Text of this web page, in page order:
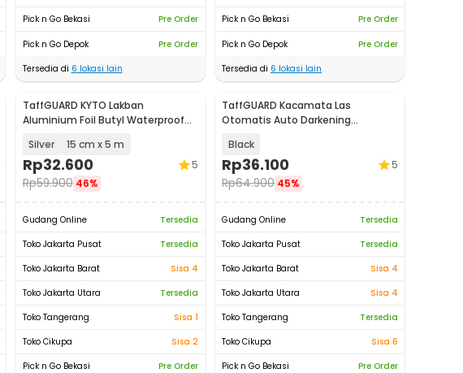
Pick n Go Bekasi
Pre Order
Pick n Go Depok
Pre Order
Tersedia di 6 lokasi lain
Pick n Go Bekasi
Pre Order
Pick n Go Depok
Pre Order
Tersedia di 6 lokasi lain
TaffGUARD KYTO Lakban
Aluminium Foil Butyl Waterproof
Silver 15 cm x 5 m
Rp32.600
Rp59.900 46%
5
Gudang Online
Tersedia
Toko Jakarta Pusat
Tersedia
Toko Jakarta Barat
Sisa 4
Toko Jakarta Utara
Tersedia
Toko Tangerang
Sisa 1
Toko Cikupa
Sisa 2
Pick n Go Bekasi
Pre Order
TaffGUARD Kacamata Las
Otomatis Auto Darkening
Black
Rp36.100
Rp64.900 45%
5
Gudang Online
Tersedia
Toko Jakarta Pusat
Tersedia
Toko Jakarta Barat
Sisa 4
Toko Jakarta Utara
Sisa 4
Toko Tangerang
Tersedia
Toko Cikupa
Sisa 6
Pick n Go Bekasi
Pre Order